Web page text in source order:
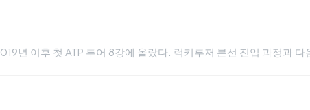
년 이후 첫 ATP 투어 8강에 올랐다. 럭키루저 본선 진입 과정과 다